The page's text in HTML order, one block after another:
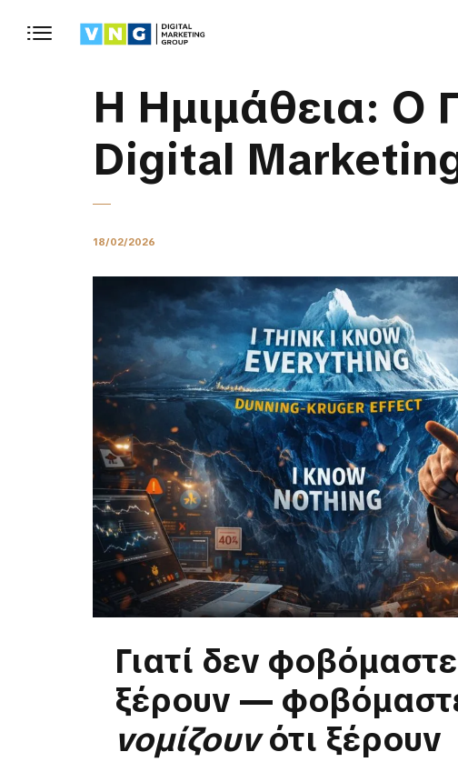
Η Ημιμάθεια: Ο
Digital
18/02/2026
Γιατί δεν
ξέρουν —
νομίζουνότι ξέρουν